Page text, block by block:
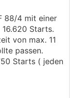
88/4 mit einer
Starts.
von max. 11
passen.
Starts ( jeden